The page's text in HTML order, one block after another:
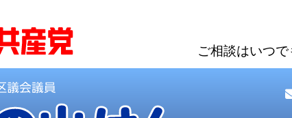
ご相談はいつ